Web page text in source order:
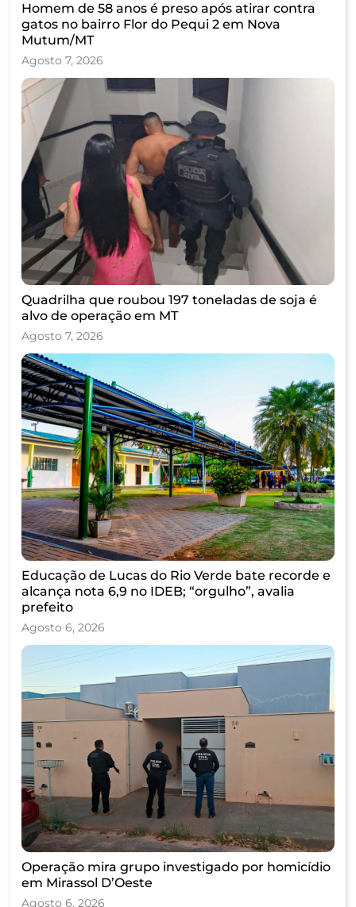
Homem de 58 anos é preso após atirar contra
gatos no bairro Flor do Pequi 2 em Nova
Mutum/MT
Agosto 7, 2026
Quadrilha que roubou 197 toneladas de soja é
alvo de operação em MT
Agosto 7, 2026
Educação de Lucas do Rio Verde bate recorde e
alcança nota 6,9 no IDEB; “orgulho”, avalia
prefeito
Agosto 6, 2026
Operação mira grupo investigado por homicídio
em Mirassol D’Oeste
Agosto 6, 2026